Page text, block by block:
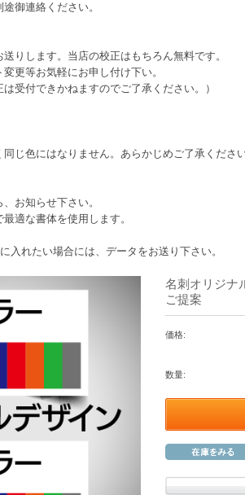
御連絡ください。
りします。当店の校正はもちろん無料です。
更等お気軽にお申し付け下い。
受付できかねますのでご了承ください。）
じ色にはなりません。あらかじめご了承ください
お知らせ下さい。
適な書体を使用します。
入れたい場合には、データをお送り下さい。
名刺オリジナ
ご提案
価格:
数量: